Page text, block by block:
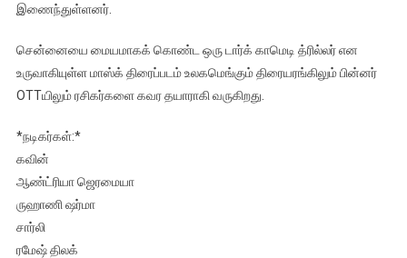
இணைந்துள்ளனர்.
சென்னையை மையமாகக் கொண்ட ஒரு டார்க் காமெடி த்ரில்லர் என
உருவாகியுள்ள மாஸ்க் திரைப்படம் உலகமெங்கும் திரையரங்கிலும் பின்னர்
OTTயிலும் ரசிகர்களை கவர தயாராகி வருகிறது.
*நடிகர்கள்:*
கவின்
ஆண்ட்ரியா ஜெரமையா
ருஹாணி ஷர்மா
சார்லி
ரமேஷ் திலக்